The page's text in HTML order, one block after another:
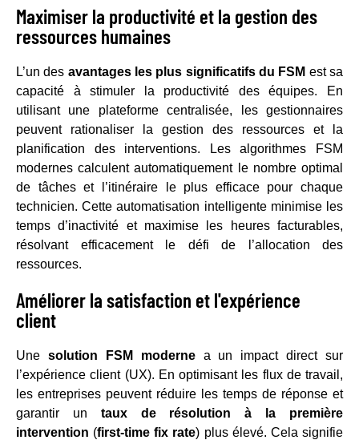
Maximiser la productivité et la gestion des
ressources humaines
L’un des avantages les plus significatifs du FSM est sa
capacité à stimuler la productivité des équipes. En
utilisant une plateforme centralisée, les gestionnaires
peuvent rationaliser la gestion des ressources et la
planification des interventions. Les algorithmes FSM
modernes calculent automatiquement le nombre optimal
de tâches et l’itinéraire le plus efficace pour chaque
technicien. Cette automatisation intelligente minimise les
temps d’inactivité et maximise les heures facturables,
résolvant efficacement le défi de l’allocation des
ressources.
Améliorer la satisfaction et l'expérience
client
Une solution FSM modernea un impact direct sur
l’expérience client (UX). En optimisant les flux de travail,
les entreprises peuvent réduire les temps de réponse et
garantir un taux de résolution à la première
intervention (first-time fix rate) plus élevé. Cela signifie